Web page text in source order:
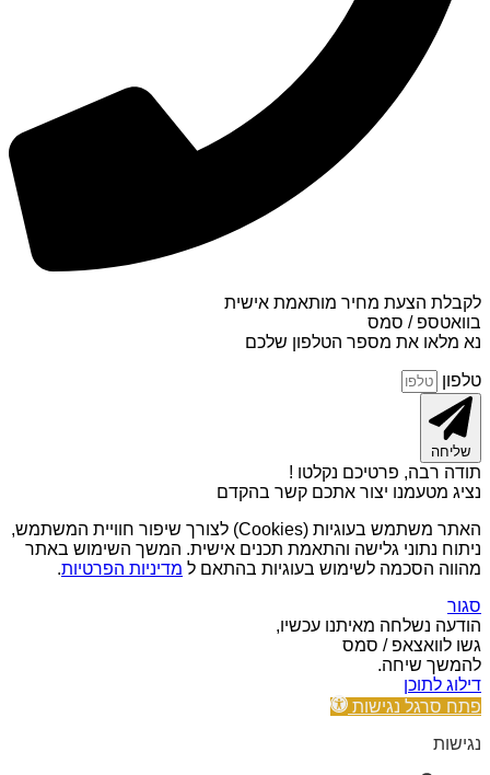
לקבלת הצעת מחיר מותאמת אישית
בוואטספ / סמס
נא מלאו את מספר הטלפון שלכם
טלפון
שליחה
תודה רבה, פרטיכם נקלטו !
נציג מטעמנו יצור אתכם קשר בהקדם
האתר משתמש בעוגיות (Cookies) לצורך שיפור חוויית המשתמש,
ניתוח נתוני גלישה והתאמת תכנים אישית. המשך השימוש באתר
מהווה הסכמה לשימוש בעוגיות בהתאם ל מדיניות הפרטיות.
סגור
הודעה נשלחה מאיתנו עכשיו,
גשו לוואצאפ / סמס
להמשך שיחה.
דילוג לתוכן
פתח סרגל נגישות
נגישות